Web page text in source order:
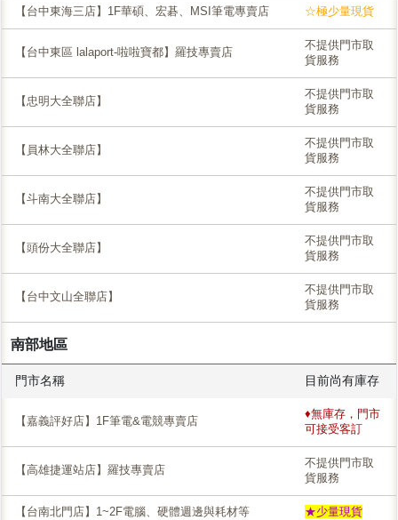
【台中東海三店】1F華碩、宏碁、MSI筆電專賣店 ☆極少量現貨
【台中東區 lalaport-啦啦寶都】羅技專賣店
不提供門市取
貨服務
【忠明大全聯店】
不提供門市取
貨服務
【員林大全聯店】
不提供門市取
貨服務
【斗南大全聯店】
不提供門市取
貨服務
【頭份大全聯店】
不提供門市取
貨服務
【台中文山全聯店】
不提供門市取
貨服務
南部地區
門市名稱 目前尚有庫存
【嘉義評好店】1F筆電&電競專賣店
♦無庫存，門市
可接受客訂
【高雄捷運站店】羅技專賣店
不提供門市取
貨服務
【台南北門店】1~2F電腦、硬體週邊與耗材等 ★少量現貨